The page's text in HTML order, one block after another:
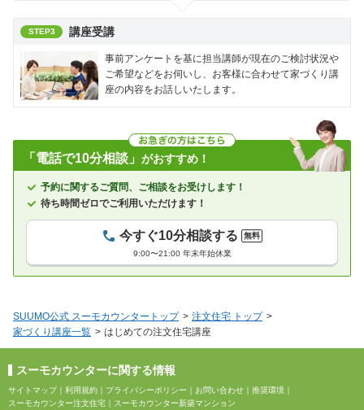
STEP3 講座受講
事前アンケートを基に担当講師が現在のご検討状況や
ご希望などをお伺いし、お客様に合わせて家づくり講
座の内容をお話しいたします。
「電話で10分相談」 がおすすめ！
予約に関するご質問、ご相談をお受けします！
待ち時間ゼロでご利用いただけます！
今すぐ10分相談する
無料
9:00〜21:00 年末年始休業
SUUMO公式 スーモカウンタートップ
注文住宅 トップ
家づくり講座一覧
はじめての注文住宅講座
スーモカウンターに関する情報
サイトマップ｜ 利用規約 ｜ プライバシーポリシー ｜ お問い合わせ ｜ 推奨環境 ｜
スーモカウンター注文住宅 ｜ スーモカウンター新築マンション